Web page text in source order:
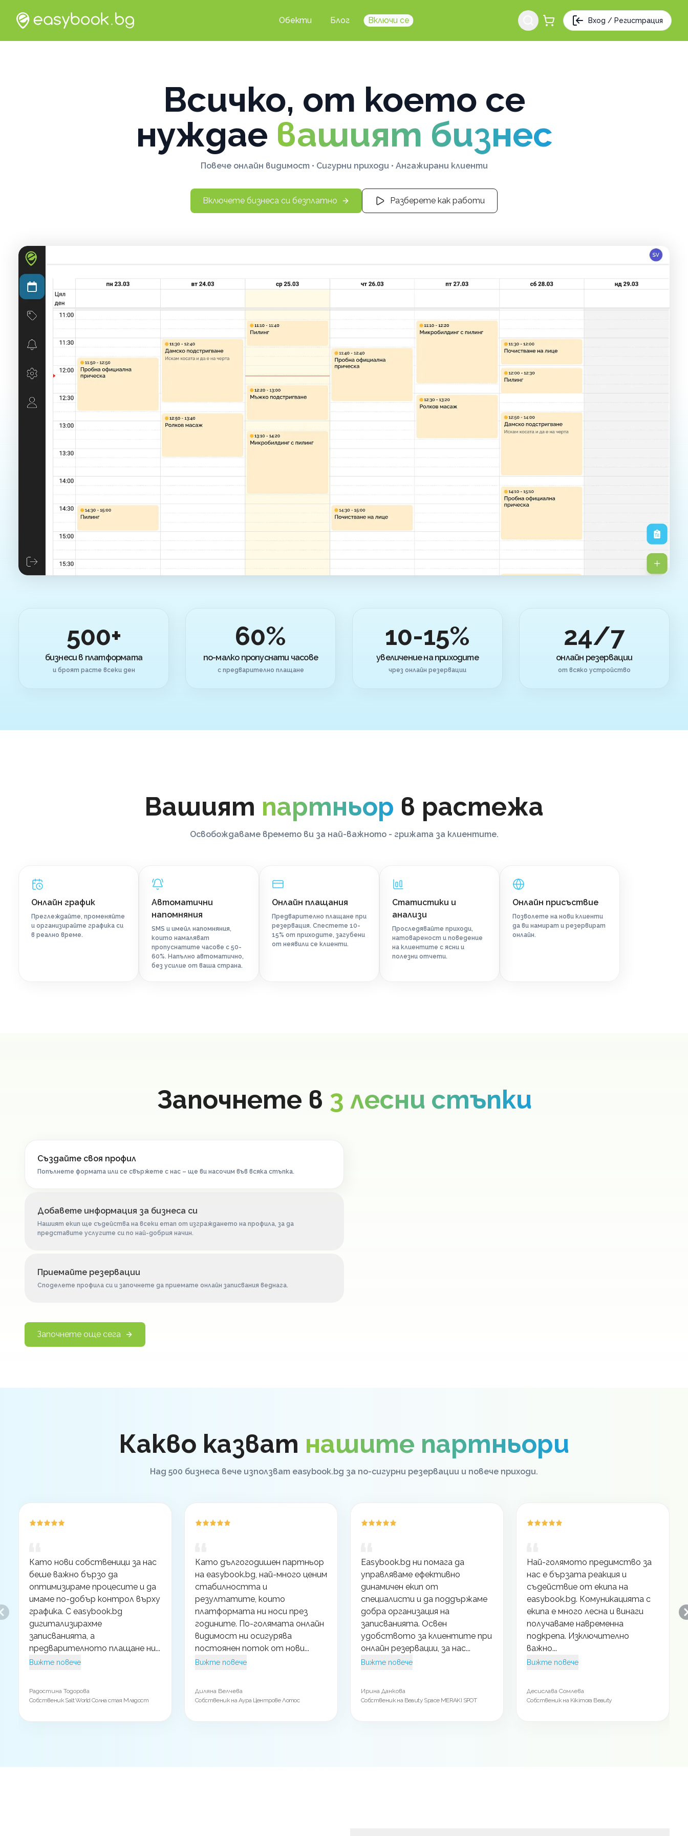
Обекти Блог Включи се Вход / Регистрация
Всичко, от което се
нуждае вашият бизнес
Повече онлайн видимост • Сигурни приходи • Ангажирани клиенти
Включете бизнеса си безплатно Разберете как работи
500+
бизнеси в платформата
и броят расте всеки ден
60%
по-малко пропуснати часове
с предварително плащане
10-15%
увеличение на приходите
чрез онлайн резервации
24/7
онлайн резервации
от всяко устройство
Вашият партньор в растежа
Освобождаваме времето ви за най-важното - грижата за клиентите.
Онлайн график
Преглеждайте, променяйте
и организирайте графика си
в реално време.
Автоматични
напомняния
SMS и имейл напомняния,
които намаляват
пропуснатите часове с 50-
60%. Напълно автоматично,
без усилие от ваша страна.
Онлайн плащания
Предварително плащане при
резервация. Спестете 10-
15% от приходите, загубени
от неявили се клиенти.
Статистики и
анализи
Проследявайте приходи,
натовареност и поведение
на клиентите с ясни и
полезни отчети.
Онлайн присъствие
Позволете на нови клиенти
да ви намират и резервират
онлайн.
Започнете в 3 лесни стъпки
Създайте своя профил
Попълнете формата или се свържете с нас – ще ви насочим във всяка стъпка.
Добавете информация за бизнеса си
Нашият екип ще съдейства на всеки етап от изграждането на профила, за да
представите услугите си по най-добрия начин.
Приемайте резервации
Споделете профила си и започнете да приемате онлайн записвания веднага.
Започнете още сега
Какво казват нашите партньори
Над 500 бизнеса вече използват easybook.bg за по-сигурни резервации и повече приходи.
Като нови собственици за нас
беше важно бързо да
оптимизираме процесите и да
имаме по-добър контрол върху
графика. С easybook.bg
дигитализирахме
записванията, а
предварителното плащане ни...
Вижте повече
Радостина Тодорова
Собственик Salt World Солна стая Младост
Като дългогодишен партньор
на easybook.bg, най-много ценим
стабилността и
резултатите, които
платформата ни носи през
годините. По-голямата онлайн
видимост ни осигурява
постоянен поток от нови...
Вижте повече
Диляна Велчева
Собственик на Аура Центрове Лотос
Easybook.bg ни помага да
управляваме ефективно
динамичен екип от
специалисти и да поддържаме
добра организация на
записванията. Освен
удобството за клиентите при
онлайн резервации, за нас...
Вижте повече
Ирина Данкова
Собственик на Beauty Space MERAKI SPOT
Най-голямото предимство за
нас е бързата реакция и
съдействие от екипа на
easybook.bg. Комуникацията с
екипа е много лесна и винаги
получаваме навременна
подкрепа. Изключително
важно...
Вижте повече
Десислава Сомлева
Собственик на Kikimora Beauty
Previous slide